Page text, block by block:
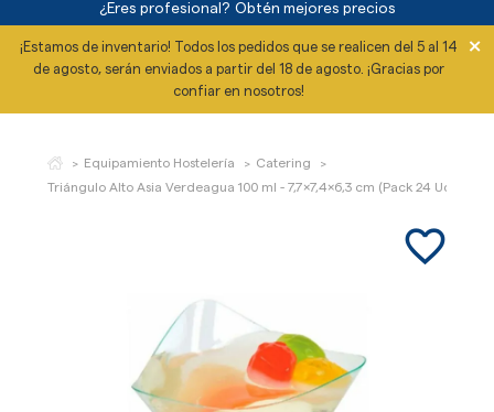
¿Eres profesional? Obtén mejores precios
¡Estamos de inventario! Todos los pedidos que se realicen del 5 al 14
de agosto, serán enviados a partir del 18 de agosto. ¡Gracias por
confiar en nosotros!
×
Equipamiento Hostelería
Catering
Triángulo Alto Asia Verdeagua 100 ml - 7,7x7,4x6,3 cm (Pack 24 Uds)
favorite_border